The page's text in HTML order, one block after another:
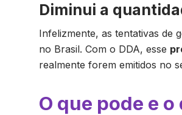
Diminui a
Infelizmente, as tentativas de
no Brasil. Com o DDA, esse
realmente forem emitidos no
O que pode e